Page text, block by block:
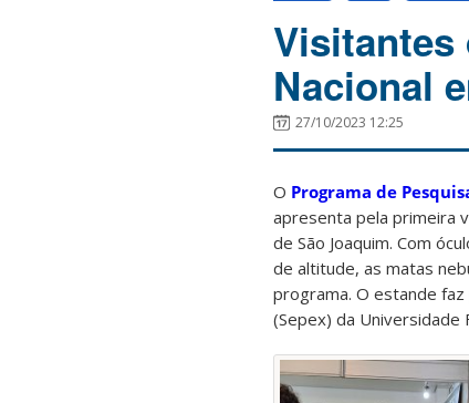
Visitantes
Nacional
27/10/2023 12:25
O Programa de
apresenta pela primeira
de São Joaquim. Com
de altitude, as matas
programa. O estande faz
(Sepex) da Universidade